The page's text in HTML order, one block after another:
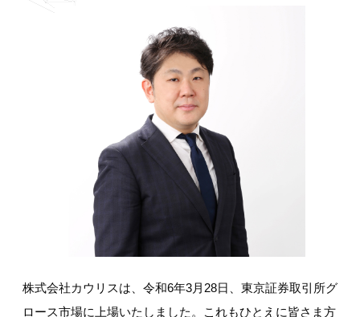
株式会社カウリスは、令和6年3月28日、東京証券取引所グ
ロース市場に上場いたしました。これもひとえに皆さま方